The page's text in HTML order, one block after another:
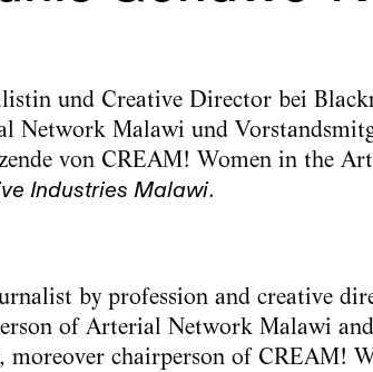
und Creative Director bei
Network Malawi und
von CREAM! Women in the
Industries Malawi.
by profession and creative
of Arterial Network Malawi
moreover chairperson of CREAM!